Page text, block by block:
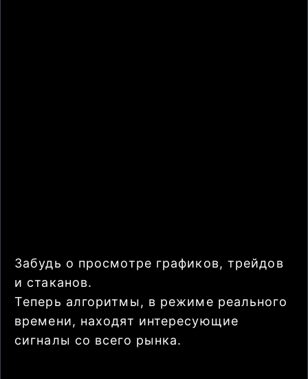
Забудь о просмотре графиков, трейдов
и стаканов.
Теперь алгоритмы, в режиме реального
времени, находят интересующие
сигналы со всего рынка.